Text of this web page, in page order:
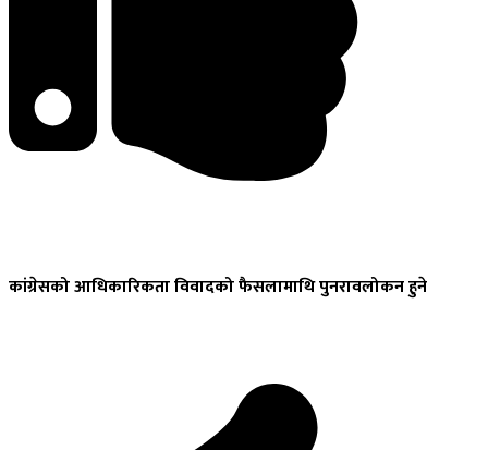
कांग्रेसकोआधिकारिकता विवादको फैसलामाथि पुनरावलोकन हुने